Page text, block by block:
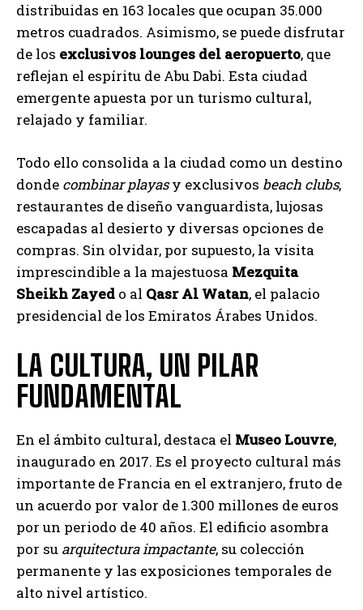
distribuidas en 163 locales que ocupan 35.000
metros cuadrados. Asimismo, se puede disfrutar
de los exclusivos lounges del aeropuerto, que
reflejan el espíritu de Abu Dabi. Esta ciudad
emergente apuesta por un turismo cultural,
relajado y familiar.
Todo ello consolida a la ciudad como un destino
donde combinar playasy exclusivos beach clubs,
restaurantes de diseño vanguardista, lujosas
escapadas al desierto y diversas opciones de
compras. Sin olvidar, por supuesto, la visita
imprescindible a la majestuosa Mezquita
Sheikh Zayed o al Qasr Al Watan, el palacio
presidencial de los Emiratos Árabes Unidos.
LA CULTURA, UN PILAR
FUNDAMENTAL
En el ámbito cultural, destaca el Museo Louvre,
inaugurado en 2017. Es el proyecto cultural más
importante de Francia en el extranjero, fruto de
un acuerdo por valor de 1.300 millones de euros
por un periodo de 40 años. El edificio asombra
por su arquitectura impactante, su colección
permanente y las exposiciones temporales de
alto nivel artístico.